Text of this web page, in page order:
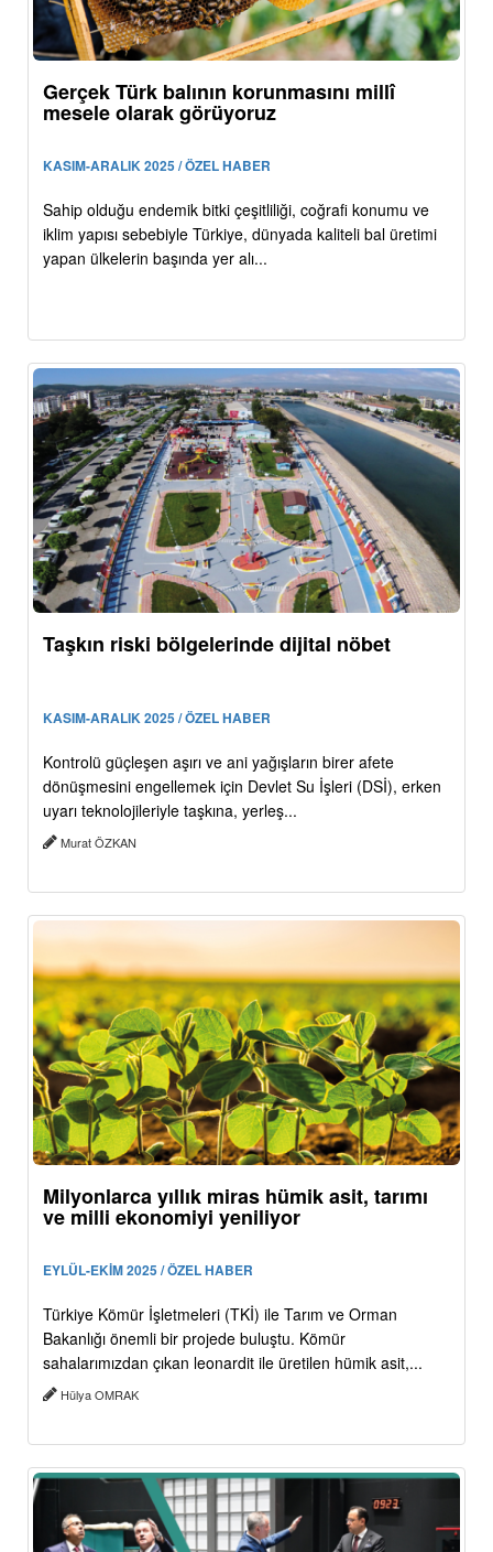
Gerçek Türk balının korunmasını millî
mesele olarak görüyoruz
KASIM-ARALIK 2025 / ÖZEL HABER
Sahip olduğu endemik bitki çeşitliliği, coğrafi konumu ve
iklim yapısı sebebiyle Türkiye, dünyada kaliteli bal üretimi
yapan ülkelerin başında yer alı...
Taşkın riski bölgelerinde dijital nöbet
KASIM-ARALIK 2025 / ÖZEL HABER
Kontrolü güçleşen aşırı ve ani yağışların birer afete
dönüşmesini engellemek için Devlet Su İşleri (DSİ), erken
uyarı teknolojileriyle taşkına, yerleş...
Murat ÖZKAN
Milyonlarca yıllık miras hümik asit, tarımı
ve milli ekonomiyi yeniliyor
EYLÜL-EKİM 2025 / ÖZEL HABER
Türkiye Kömür İşletmeleri (TKİ) ile Tarım ve Orman
Bakanlığı önemli bir projede buluştu. Kömür
sahalarımızdan çıkan leonardit ile üretilen hümik asit,...
Hülya OMRAK